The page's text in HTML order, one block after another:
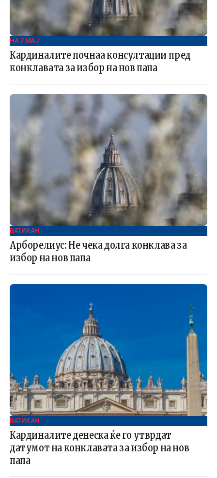
НА 7 МАЈ
Кардиналите почнаа консултации пред
конклавата за избор на нов папа
ВАТИКАН
Арборелиус: Не чека долга конклава за
избор на нов папа
ВАТИКАН
Кардиналите денеска ќе го утврдат
датумот на конклавата за избор на нов
папа